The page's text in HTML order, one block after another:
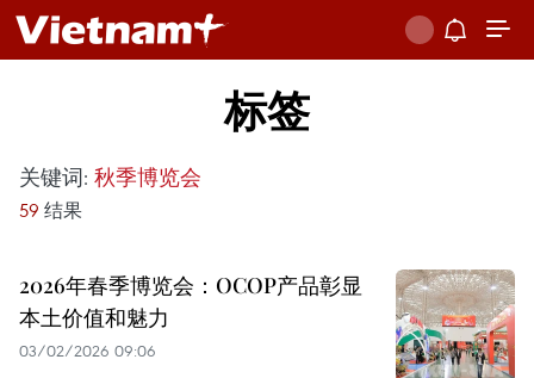
标签
关键词: 秋季博览会
59 结果
2026年春季博览会：OCOP产品彰显
本土价值和魅力
03/02/2026 09:06